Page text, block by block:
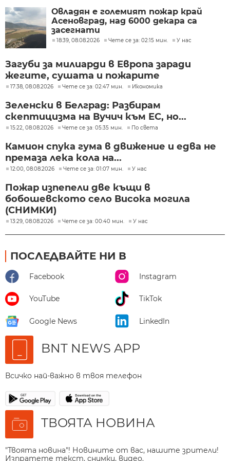
Овладян е големият пожар край
Асеновград, над 6000 декара са
засегнати
18:39, 08.08.2026 Чете се за: 02:15 мин. У нас
Загуби за милиарди в Европа заради
жегите, сушата и пожарите
17:38, 08.08.2026 Чете се за: 02:47 мин. Икономика
Зеленски в Белград: Разбирам
скептицизма на Вучич към ЕС, но...
15:22, 08.08.2026 Чете се за: 05:35 мин. По света
Камион спука гума в движение и едва не
премаза лека кола на...
12:00, 08.08.2026 Чете се за: 01:07 мин. У нас
Пожар изпепели две къщи в
бобошевското село Висока могила
(СНИМКИ)
13:29, 08.08.2026 Чете се за: 00:40 мин. У нас
ПОСЛЕДВАЙТЕ НИ В
Facebook Instagram
YouTube TikTok
Google News LinkedIn
BNT NEWS APP
Всичко най-важно в твоя телефон
ТВОЯТА НОВИНА
"Твоята новина"! Новините от вас, нашите зрители!
Изпратете текст, снимки, видео.